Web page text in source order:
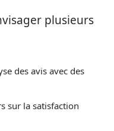
plusieurs
des avis avec des
sur la satisfaction